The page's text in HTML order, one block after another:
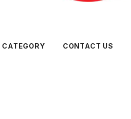
CATEGORY CONTACT US